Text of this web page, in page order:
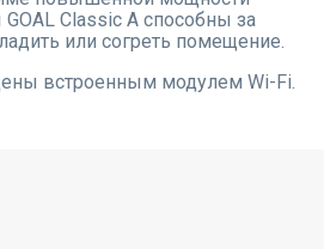
Classic A способны за
или согреть помещение.
встроенным модулем Wi-Fi.